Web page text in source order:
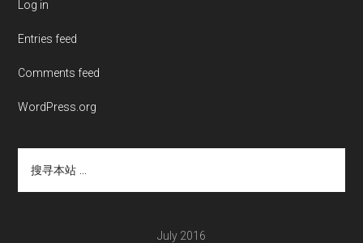
Log in
Entries feed
Comments feed
WordPress.org
本
July 2016